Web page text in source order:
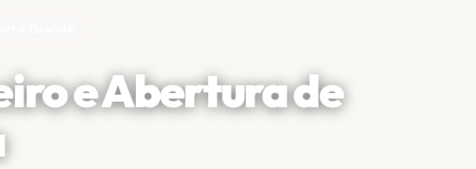
Grande
e Abertura de